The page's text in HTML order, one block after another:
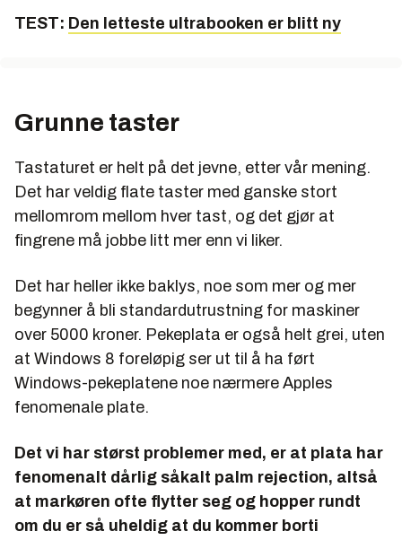
TEST: Den letteste ultrabooken er blitt ny
Grunne taster
Tastaturet er helt på det jevne, etter vår mening.
Det har veldig flate taster med ganske stort
mellomrom mellom hver tast, og det gjør at
fingrene må jobbe litt mer enn vi liker.
Det har heller ikke baklys, noe som mer og mer
begynner å bli standardutrustning for maskiner
over 5000 kroner. Pekeplata er også helt grei, uten
at Windows 8 foreløpig ser ut til å ha ført
Windows-pekeplatene noe nærmere Apples
fenomenale plate.
Det vi har størst problemer med, er at plata har
fenomenalt dårlig såkalt palm rejection, altså
at markøren ofte flytter seg og hopper rundt
om du er så uheldig at du kommer borti